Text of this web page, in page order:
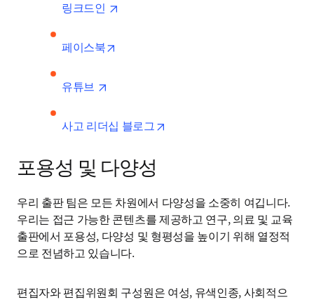
링크드인
페이스북
유튜브
사고 리더십 블로그
포용성 및 다양성
우리 출판 팀은 모든 차원에서 다양성을 소중히 여깁니다.
우리는 접근 가능한 콘텐츠를 제공하고 연구, 의료 및 교육
출판에서 포용성, 다양성 및 형평성을 높이기 위해 열정적
으로 전념하고 있습니다.
편집자와 편집위원회 구성원은 여성, 유색인종, 사회적으